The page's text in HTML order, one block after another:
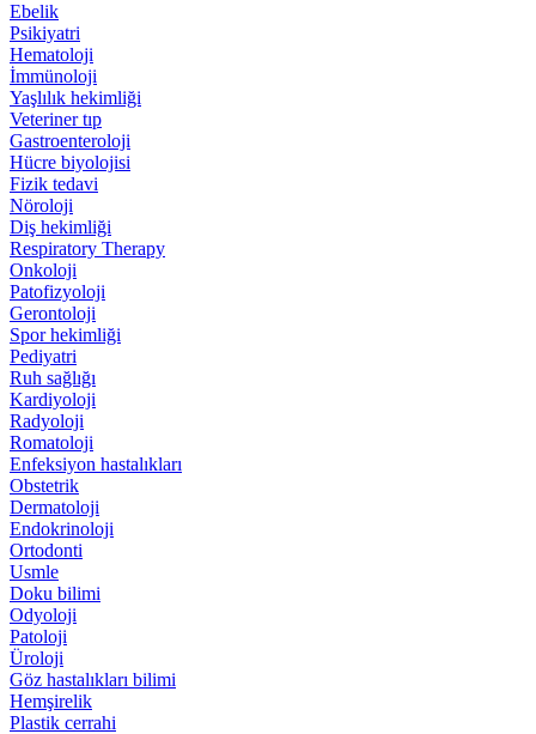
Ebelik
Psikiyatri
Hematoloji
İmmünoloji
Yaşlılık hekimliği
Veteriner tıp
Gastroenteroloji
Hücre biyolojisi
Fizik tedavi
Nöroloji
Diş hekimliği
Respiratory Therapy
Onkoloji
Patofizyoloji
Gerontoloji
Spor hekimliği
Pediyatri
Ruh sağlığı
Kardiyoloji
Radyoloji
Romatoloji
Enfeksiyon hastalıkları
Obstetrik
Dermatoloji
Endokrinoloji
Ortodonti
Usmle
Doku bilimi
Odyoloji
Patoloji
Üroloji
Göz hastalıkları bilimi
Hemşirelik
Plastik cerrahi